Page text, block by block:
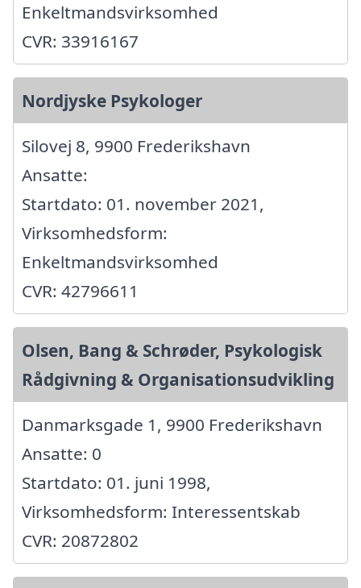
Enkeltmandsvirksomhed
CVR: 33916167
Nordjyske Psykologer
Silovej 8, 9900 Frederikshavn
Ansatte:
Startdato: 01. november 2021,
Virksomhedsform:
Enkeltmandsvirksomhed
CVR: 42796611
Olsen, Bang & Schrøder, Psykologisk
Rådgivning & Organisationsudvikling
Danmarksgade 1, 9900 Frederikshavn
Ansatte: 0
Startdato: 01. juni 1998,
Virksomhedsform: Interessentskab
CVR: 20872802